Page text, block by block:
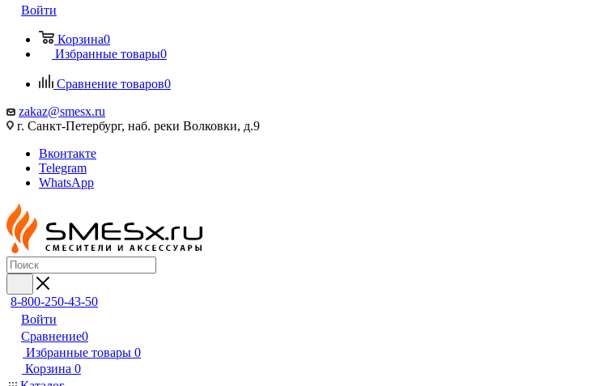
Войти
Корзина0
Избранные товары0
Сравнение товаров0
zakaz@smesx.ru
г. Санкт-Петербург, наб. реки Волковки, д.9
Вконтакте
Telegram
WhatsApp
8-800-250-43-50
Войти
Сравнение0
Избранные товары 0
Корзина 0